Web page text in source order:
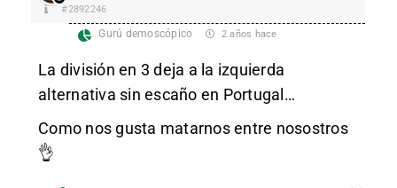
#2892246
Gurú demoscópico 2 años hace
La división en 3 deja a la izquierda
alternativa sin escaño en Portugal…
Como nos gusta matarnos entre nosostros
👌